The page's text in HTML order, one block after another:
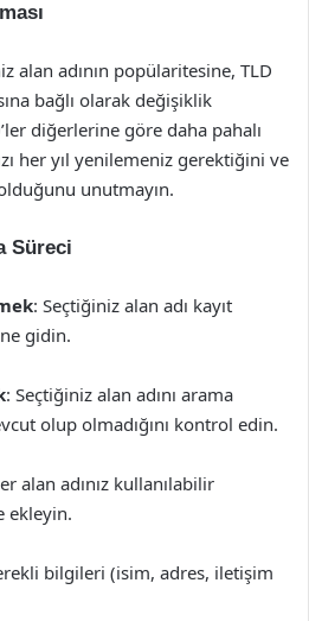
alan adının popülaritesine, TLD
bağlı olarak değişiklik
diğerlerine göre daha pahalı
her yıl yenilemeniz gerektiğini ve
unutmayın.
Süreci
: Seçtiğiniz alan adı kayıt
gidin.
: Seçtiğiniz alan adını arama
olup olmadığını kontrol edin.
alan adınız kullanılabilir
ekleyin.
bilgileri (isim, adres, iletişim